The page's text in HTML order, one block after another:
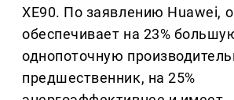
XE90. По заявлению Huawei,
обеспечивает на 23%
однопоточную
предшественник, на 25%